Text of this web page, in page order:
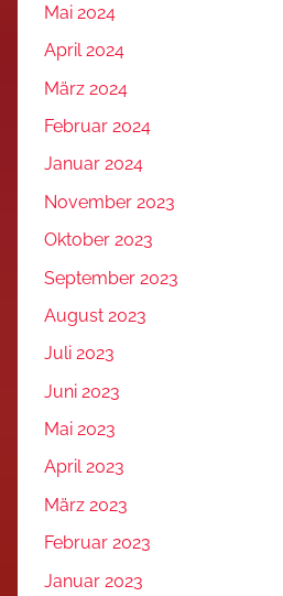
Mai 2024
April 2024
März 2024
Februar 2024
Januar 2024
November 2023
Oktober 2023
September 2023
August 2023
Juli 2023
Juni 2023
Mai 2023
April 2023
März 2023
Februar 2023
Januar 2023